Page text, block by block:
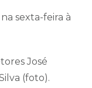
sexta-feira à
José
(foto).